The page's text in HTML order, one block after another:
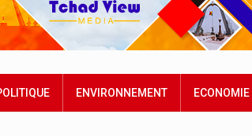
ENVIRONNEMENT ECONOMIE